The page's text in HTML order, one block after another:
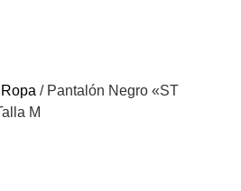
/ Pantalón Negro «ST
M